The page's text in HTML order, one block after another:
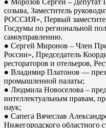
● Морозов Сергей – Депутат
созыва, Заместитель
РОССИЯ», Первый
Госдумы по региональной
самоуправлению.
● Сергей Миронов – Член
России», Председатель
рестораторов и отельеров,
● Владимир Платонов —
промышленной палаты;
● Людмила Новоселова –
интеллектуальным правам,
наук;
● Сапега Вячеслав
Нижегородского областного